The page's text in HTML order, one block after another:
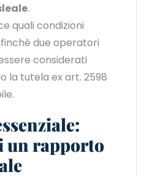
.
quali condizioni
due operatori
considerati
la tutela ex art. 2598
un rapporto